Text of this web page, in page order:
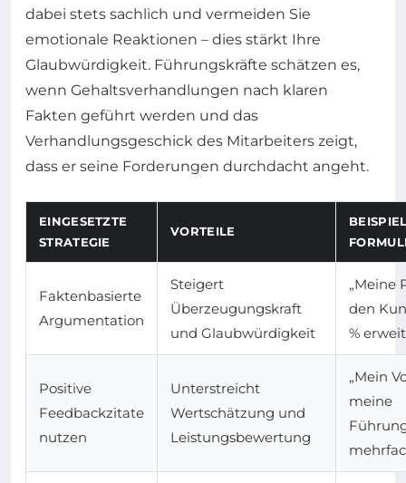
dabei stets sachlich und vermeiden Sie
emotionale Reaktionen – dies stärkt Ihre
Glaubwürdigkeit. Führungskräfte schätzen es,
wenn Gehaltsverhandlungen nach klaren
Fakten geführt werden und das
Verhandlungsgeschick des Mitarbeiters zeigt,
dass er seine Forderungen durchdacht angeht.
EINGESETZTE
STRATEGIE
VORTEILE
Faktenbasierte
Argumentation
Steigert
Überzeugungskraft
und Glaubwürdigkeit
„Meine
den
%
Positive
Feedbackzitate
nutzen
Unterstreicht
Wertschätzung und
Leistungsbewertung
„Mein
meine